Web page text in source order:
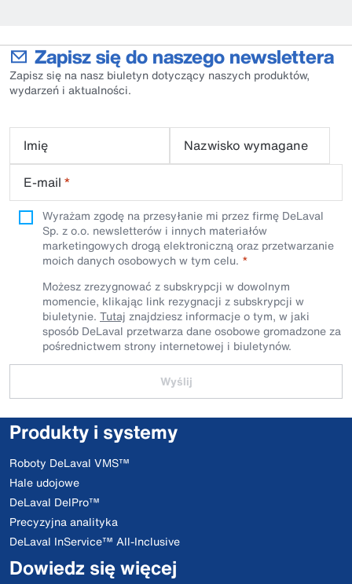
Zapisz się do naszego newslettera
Zapisz się na nasz biuletyn dotyczący naszych produktów,
wydarzeń i aktualności.
Imię
Nazwisko wymagane
E-mail *
Wyrażam zgodę na przesyłanie mi przez firmę DeLaval
Sp. z o.o. newsletterów i innych materiałów
marketingowych drogą elektroniczną oraz przetwarzanie
moich danych osobowych w tym celu.
Możesz zrezygnować z subskrypcji w dowolnym
momencie, klikając link rezygnacji z subskrypcji w
biuletynie. Tutaj znajdziesz informacje o tym, w jaki
sposób DeLaval przetwarza dane osobowe gromadzone za
pośrednictwem strony internetowej i biuletynów.
Wyślij
Produkty i systemy
Roboty DeLaval VMS™
Hale udojowe
DeLaval DelPro™
Precyzyjna analityka
DeLaval InService™ All-Inclusive
Dowiedz się więcej